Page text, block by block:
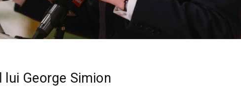
lui George Simion